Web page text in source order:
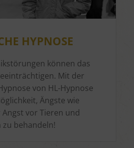
HYPNOSE
können das
Mit der
von HL-Hypnose
Ängste wie
vor Tieren und
behandeln!